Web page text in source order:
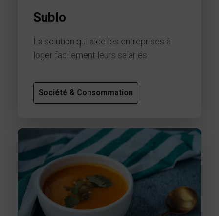
Sublo
La solution qui aide les entreprises à
loger facilement leurs salariés
Société & Consommation